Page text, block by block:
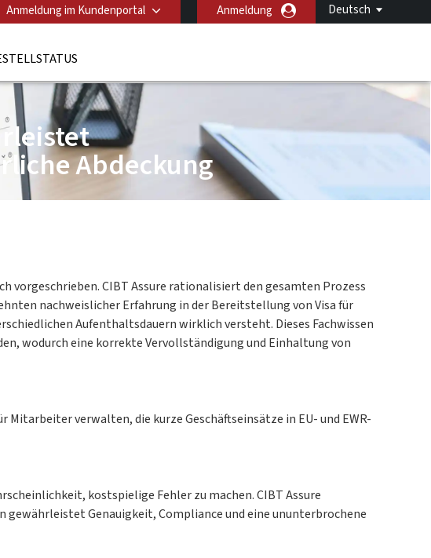
Deutsch
Anmeldung im Kundenportal Anmeldung
Abdeckung
CIBT Assure rationalisiert den gesamten Prozess
nachweislicher Erfahrung in der Bereitstellung von Visa für
Aufenthaltsdauern wirklich versteht. Dieses Fachwissen
wodurch eine korrekte Vervollständigung und Einhaltung von
verwalten, die kurze Geschäftseinsätze in EU- und EWR-
kostspielige Fehler zu machen. CIBT Assure
gewährleistet Genauigkeit, Compliance und eine ununterbrochene